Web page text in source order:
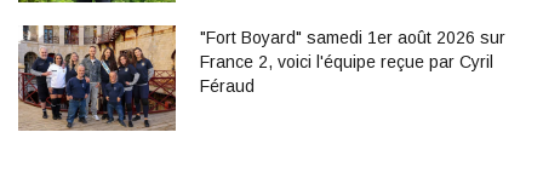
"Fort Boyard" samedi 1er août 2026 sur
France 2, voici l'équipe reçue par Cyril
Féraud